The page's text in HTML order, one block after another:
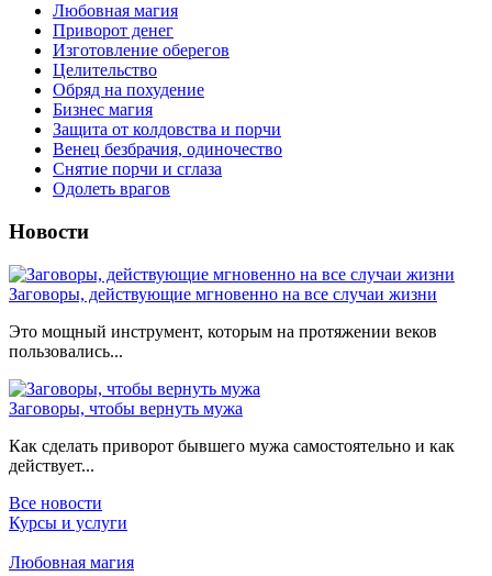
Любовная магия
Приворот денег
Изготовление оберегов
Целительство
Обряд на похудение
Бизнес магия
Защита от колдовства и порчи
Венец безбрачия, одиночество
Снятие порчи и сглаза
Одолеть врагов
Новости
Заговоры, действующие мгновенно на все случаи жизни
Это мощный инструмент, которым на протяжении веков
пользовались...
Заговоры, чтобы вернуть мужа
Как сделать приворот бывшего мужа самостоятельно и как
действует...
Все новости
Курсы и услуги
Любовная магия